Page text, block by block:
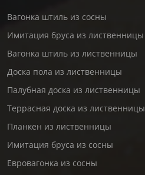
Вагонка штиль из сосны
Имитация бруса из лиственницы
Вагонка штиль из лиственницы
Доска пола из лиственницы
Палубная доска из лиственницы
Террасная доска из лиственницы
Планкен из лиственницы
Имитация бруса из сосны
Евровагонка из сосны